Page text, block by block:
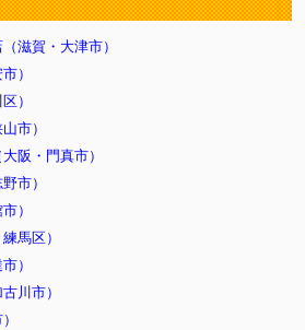
滋賀・大津市）
）
）
市）
阪・門真市）
市）
）
馬区）
）
川市）